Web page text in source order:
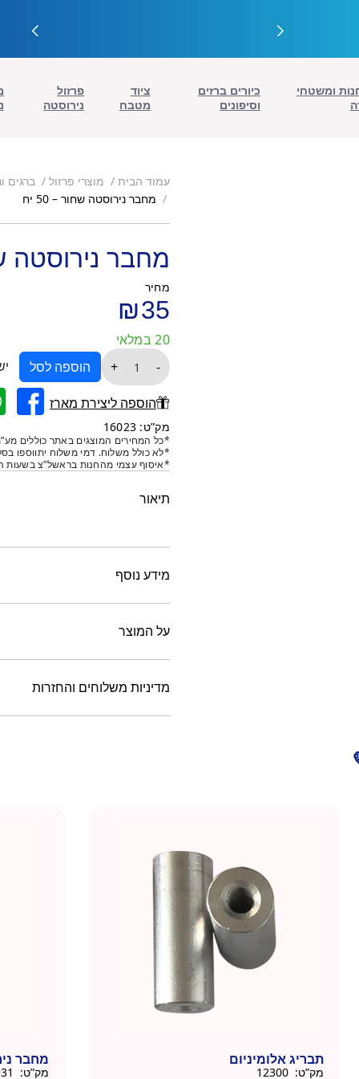
ומשטחי
כיורים ברזים
וסיפונים
ציוד
מטבח
פרזול
נירוסטה
עמוד הבית מוצרי פרזול ברגים
מחבר נירוסטה שחור – 50 יח
מחבר נירוסטה
מחיר
₪35
20 במלאי
-
כמות
מחבר
נירוסטה
שחור
-
50
יח
+ הוספה לסל
הוספה ליצירת מארז
מק”ט: 16023
*כל המחירים המוצגים באתר כוללים
*לא כולל משלוח. דמי משלוח יתווספו
*איסוף עצמי מהחנות בראשל”צ בשעות
תיאור
מידע נוסף
על המוצר
מדיניות משלוחים והחזרות
תבריג אלומיניום
מק”ט: 12300
מחבר
מק”ט: